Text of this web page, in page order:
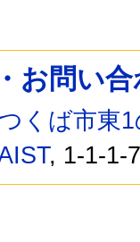
お問い
くば市東
, 1-1-1-